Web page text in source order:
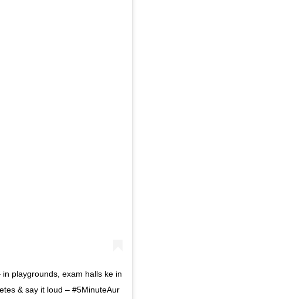
playgrounds, exam halls ke in
& say it loud – #5MinuteAur